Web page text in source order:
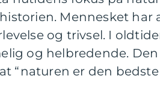
Mennesket
og trivsel. I
og helbredende.
“naturen er den